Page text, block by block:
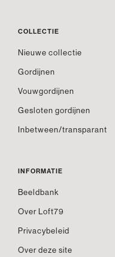
COLLECTIE
Nieuwe collectie
Gordijnen
Vouwgordijnen
Gesloten gordijnen
Inbetween/transparant
INFORMATIE
Beeldbank
Over Loft79
Privacybeleid
Over deze site